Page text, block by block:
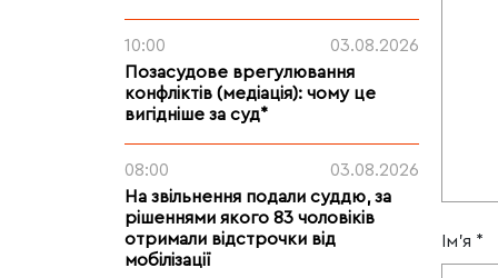
10:00
03.08.2026
Позасудове врегулювання
конфліктів (медіація): чому це
вигідніше за суд*
08:00
03.08.2026
На звільнення подали суддю, за
рішеннями якого 83 чоловіків
отримали відстрочки від
мобілізації
Ім'я *